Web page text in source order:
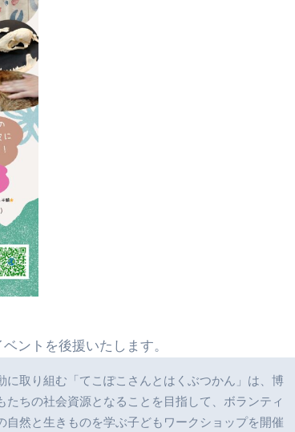
ントを後援いたします。
取り組む「てこぽこさんとはくぶつかん」は、博
ちの社会資源となることを目指して、ボランティ
然と生きものを学ぶ子どもワークショップを開催